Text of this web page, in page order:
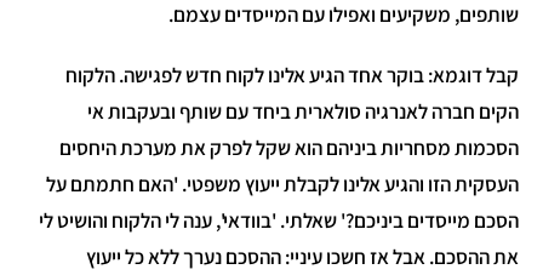
משקיעים ואפילו עם המייסדים עצמם.
דוגמא: בוקר אחד הגיע אלינו לקוח חדש לפגישה. הלקוח
חברה לאנרגיה סולארית ביחד עם שותף ובעקבות אי
מסחריות ביניהם הוא שקל לפרק את מערכת היחסים
הזו והגיע אלינו לקבלת ייעוץ משפטי. 'האם חתמתם על
מייסדים ביניכם?' שאלתי. 'בוודאי', ענה לי הלקוח והושיט לי
ההסכם. אבל אז חשכו עיניי: ההסכם נערך ללא כל ייעוץ